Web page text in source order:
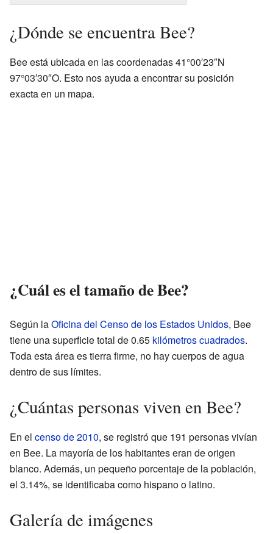
¿Dónde se encuentra Bee?
Bee está ubicada en las coordenadas 41°00′23″N
97°03′30″O. Esto nos ayuda a encontrar su posición
exacta en un mapa.
¿Cuál es el tamaño de Bee?
Según laOficina del Censo de los Estados Unidos, Bee
tiene una superficie total de 0.65 kilómetros cuadrados.
Toda esta área es tierra firme, no hay cuerpos de agua
dentro de sus límites.
¿Cuántas personas viven en Bee?
En el censo de 2010, se registró que 191 personas vivían
en Bee. La mayoría de los habitantes eran de origen
blanco. Además, un pequeño porcentaje de la población,
el 3.14%, se identificaba como hispano o latino.
Galería de imágenes